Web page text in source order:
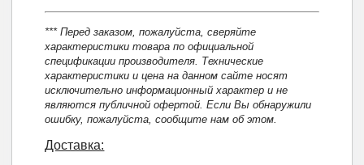
*** Перед заказом, пожалуйста, сверяйте
характеристики товара по официальной
спецификации производителя. Технические
характеристики и цена на данном сайте носят
исключительно информационный характер и не
являются публичной офертой. Если Вы обнаружили
ошибку, пожалуйста, сообщите нам об этом.
Доставка: